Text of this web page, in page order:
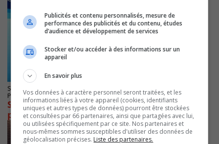
SAINT-LAMBERT
Publié le 6 mai 2024 à 12h00
Saint-Lambert dégage un excédent de 5 M$
pour 2023
Publicités et contenu personnalisés, mesure de
performance des publicités et du contenu, études
d’audience et développement de services
Stocker et/ou accéder à des informations sur un
appareil
En savoir plus
Vos données à caractère personnel seront traitées, et les
informations liées à votre appareil (cookies, identifiants
uniques et autres types de données) pourront être stockées
et consultées par 66 partenaires, ainsi que partagées avec lui,
ou utilisées spécifiquement par ce site. Nos partenaires et
nous-mêmes sommes susceptibles d'utiliser des données de
géolocalisation précises. Liste des partenaires.